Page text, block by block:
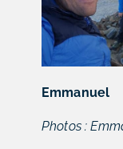
Emmanuel
Photos :